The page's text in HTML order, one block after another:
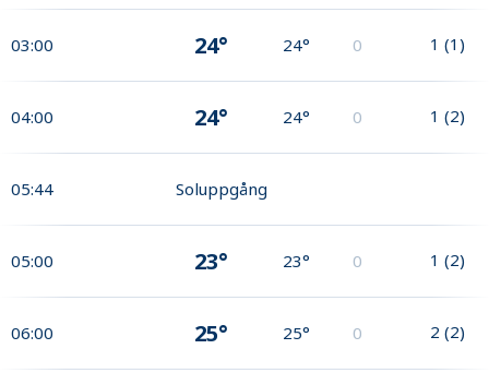
03:00 24° 24° 0 1 (1)
04:00 24° 24° 0 1 (2)
05:44 Soluppgång
05:00 23° 23° 0 1 (2)
06:00 25° 25° 0 2 (2)